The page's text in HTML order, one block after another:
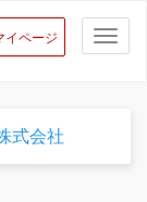
イページ
式会社